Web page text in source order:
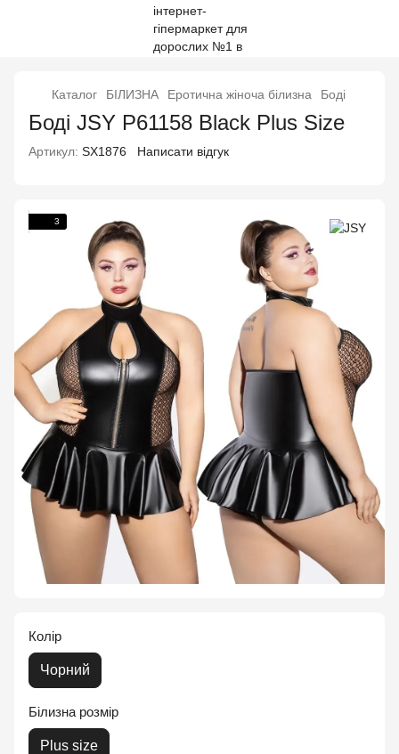
Каталог БІЛИЗНА Еротична жіноча білизна Боді
Боді JSY P61158 Black Plus Size
Артикул: SX1876 Написати відгук
3
Колір
Чорний
Білизна розмір
Plus size